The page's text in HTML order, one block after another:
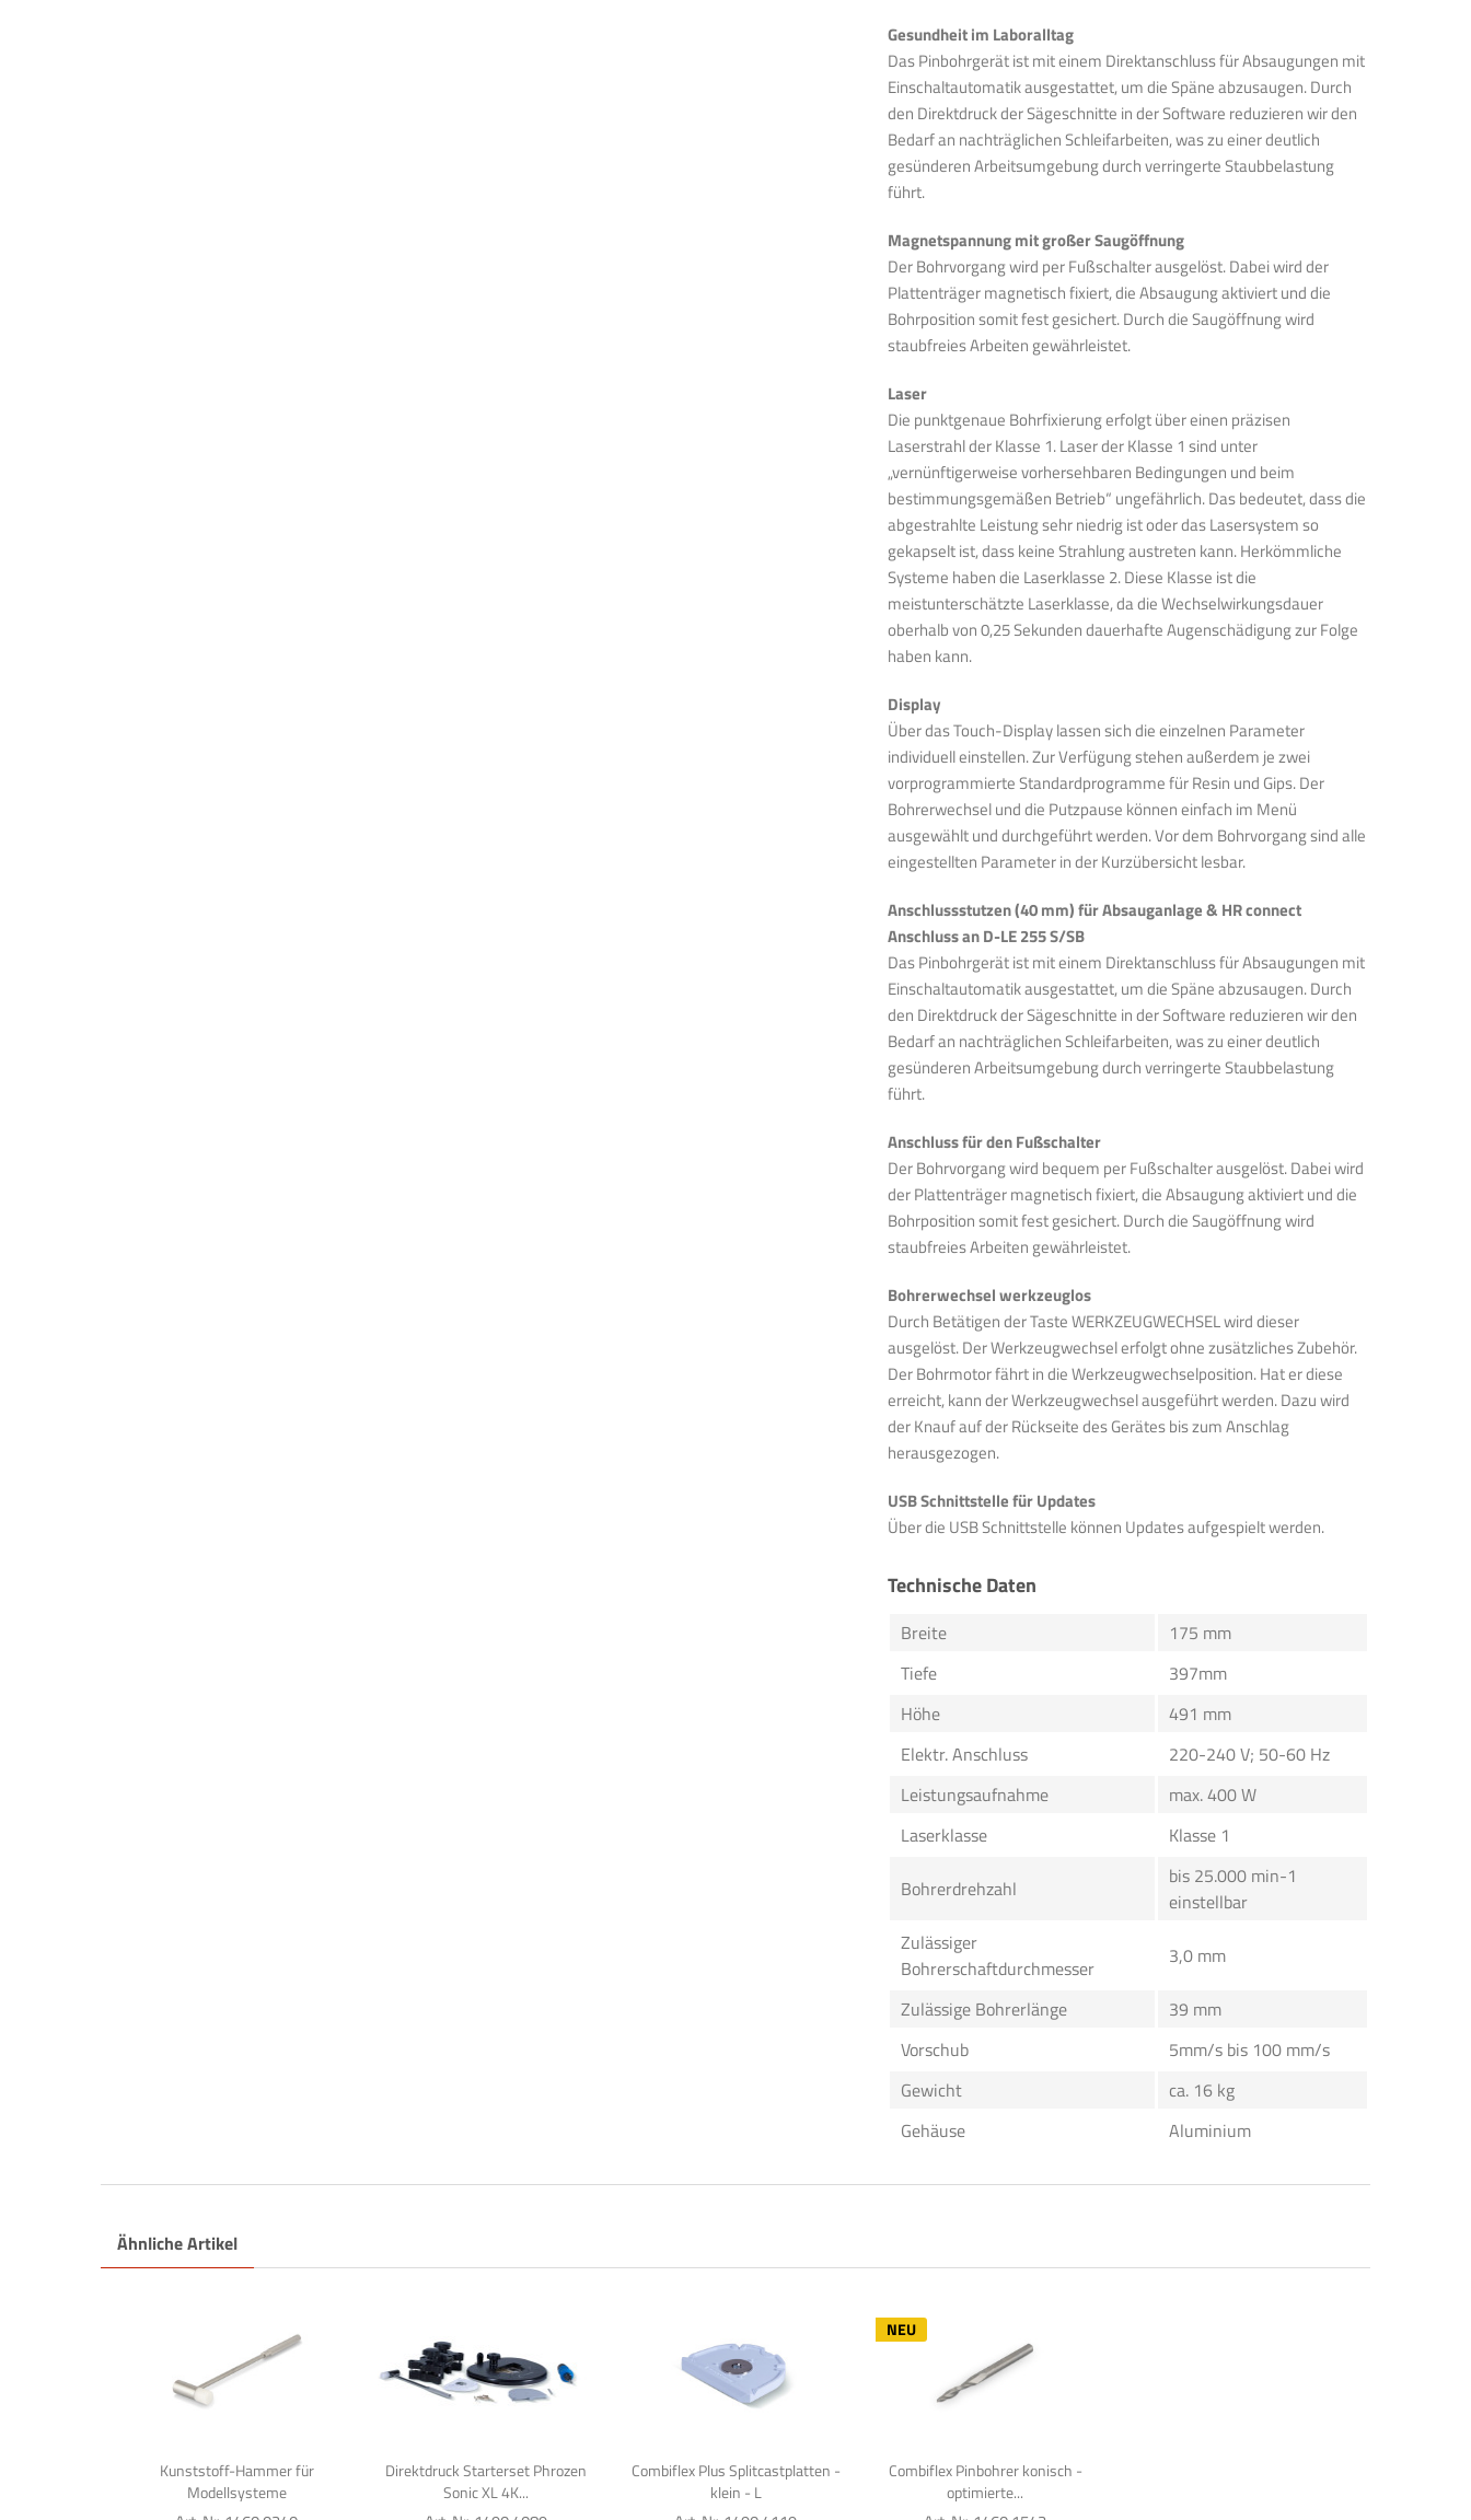
Gesundheit im Laboralltag
Das Pinbohrgerät ist mit einem Direktanschluss für Absaugungen mit
Einschaltautomatik ausgestattet, um die Späne abzusaugen. Durch
den Direktdruck der Sägeschnitte in der Software reduzieren wir den
Bedarf an nachträglichen Schleifarbeiten, was zu einer deutlich
gesünderen Arbeitsumgebung durch verringerte Staubbelastung
führt.
Magnetspannung mit großer Saugöffnung
Der Bohrvorgang wird per Fußschalter ausgelöst. Dabei wird der
Plattenträger magnetisch fixiert, die Absaugung aktiviert und die
Bohrposition somit fest gesichert. Durch die Saugöffnung wird
staubfreies Arbeiten gewährleistet.
Laser
Die punktgenaue Bohrfixierung erfolgt über einen präzisen
Laserstrahl der Klasse 1. Laser der Klasse 1 sind unter
„vernünftigerweise vorhersehbaren Bedingungen und beim
bestimmungsgemäßen Betrieb“ ungefährlich. Das bedeutet, dass die
abgestrahlte Leistung sehr niedrig ist oder das Lasersystem so
gekapselt ist, dass keine Strahlung austreten kann. Herkömmliche
Systeme haben die Laserklasse 2. Diese Klasse ist die
meistunterschätzte Laserklasse, da die Wechselwirkungsdauer
oberhalb von 0,25 Sekunden dauerhafte Augenschädigung zur Folge
haben kann.
Display
Über das Touch-Display lassen sich die einzelnen Parameter
individuell einstellen. Zur Verfügung stehen außerdem je zwei
vorprogrammierte Standardprogramme für Resin und Gips. Der
Bohrerwechsel und die Putzpause können einfach im Menü
ausgewählt und durchgeführt werden. Vor dem Bohrvorgang sind alle
eingestellten Parameter in der Kurzübersicht lesbar.
Anschlussstutzen (40 mm) für Absauganlage & HR connect
Anschluss an D-LE 255 S/SB
Das Pinbohrgerät ist mit einem Direktanschluss für Absaugungen mit
Einschaltautomatik ausgestattet, um die Späne abzusaugen. Durch
den Direktdruck der Sägeschnitte in der Software reduzieren wir den
Bedarf an nachträglichen Schleifarbeiten, was zu einer deutlich
gesünderen Arbeitsumgebung durch verringerte Staubbelastung
führt.
Anschluss für den Fußschalter
Der Bohrvorgang wird bequem per Fußschalter ausgelöst. Dabei wird
der Plattenträger magnetisch fixiert, die Absaugung aktiviert und die
Bohrposition somit fest gesichert. Durch die Saugöffnung wird
staubfreies Arbeiten gewährleistet.
Bohrerwechsel werkzeuglos
Durch Betätigen der Taste WERKZEUGWECHSEL wird dieser
ausgelöst. Der Werkzeugwechsel erfolgt ohne zusätzliches Zubehör.
Der Bohrmotor fährt in die Werkzeugwechselposition. Hat er diese
erreicht, kann der Werkzeugwechsel ausgeführt werden. Dazu wird
der Knauf auf der Rückseite des Gerätes bis zum Anschlag
herausgezogen.
USB Schnittstelle für Updates
Über die USB Schnittstelle können Updates aufgespielt werden.
Technische Daten
Breite
175 mm
Tiefe
397mm
Höhe
491 mm
Elektr. Anschluss
220-240 V; 50-60 Hz
Leistungsaufnahme
max. 400 W
Laserklasse
Klasse 1
Bohrerdrehzahl
bis 25.000 min-1
einstellbar
Zulässiger
Bohrerschaftdurchmesser
3,0 mm
Zulässige Bohrerlänge
39 mm
Vorschub
5mm/s bis 100 mm/s
Gewicht
ca. 16 kg
Gehäuse
Aluminium
Ähnliche Artikel
Kunststoff-Hammer für
Modellsysteme
Direktdruck Starterset Phrozen
Sonic XL 4K...
Combiflex Plus Splitcastplatten -
klein - L
NEU
Combiflex Pinbohrer konisch -
optimierte...
Jetzt zum neuen Newsletter anmelden und nichts mehr verpassen!
Newsletter sind langweilig? Nicht mit uns! Erfahren Sie praxisnahe Tipps und Tricks im
3D Druck, Problemlösungen und spannende Informationen zu neuen und alten
Newsletter abonnieren